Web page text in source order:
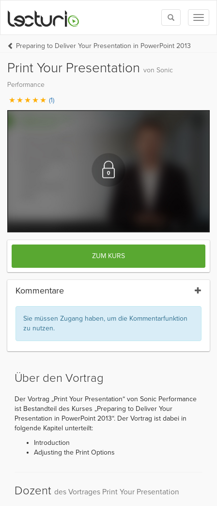
Toggle
search
Preparing to Deliver Your Presentation in PowerPoint 2013
Print Your Presentation von Sonic
Performance
(1)
ZUM KURS
Kommentare
Sie müssen Zugang haben, um die Kommentarfunktion
zu nutzen.
Über den Vortrag
Der Vortrag „Print Your Presentation“ von Sonic Performance
ist Bestandteil des Kurses „Preparing to Deliver Your
Presentation in PowerPoint 2013“. Der Vortrag ist dabei in
folgende Kapitel unterteilt:
Introduction
Adjusting the Print Options
Dozent des Vortrages Print Your Presentation